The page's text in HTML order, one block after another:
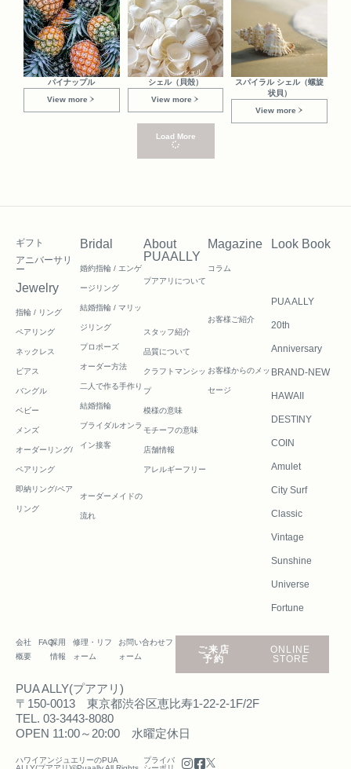
パイナップル
View more
シェル（貝殻）
View more
スパイラル シェル（螺旋
状貝）
View more
Load More
ギフト
アニバーサリ
ー
Jewelry
指輪 / リング
ペアリング
ネックレス
ピアス
バングル
ベビー
メンズ
オーダーリング/
ペアリング
即納リング/ペア
リング
Bridal
婚約指輪 / エンゲ
ージリング
結婚指輪 / マリッ
ジリング
プロポーズ
オーダー方法
二人で作る手作り
結婚指輪
ブライダルオンラ
イン接客
オーダーメイドの
流れ
About
PUAALLY
プアアリについて
スタッフ紹介
品質について
クラフトマンシッ
プ
模様の意味
モチーフの意味
店舗情報
アレルギーフリー
Magazine
コラム
お客様ご紹介
お客様からのメッ
セージ
Look Book
PUA ALLY
20th
Anniversary
BRAND-NEW
HAWAII
DESTINY
COIN
Amulet
City Surf
Classic
Vintage
Sunshine
Universe
Fortune
会社
概要
FAQ採用
情報
修理・リフ
ォーム
お問い合わせフ
ォーム
ご来店
予約
ONLINE
STORE
PUA ALLY(プアアリ)
〒150-0013 東京都渋谷区恵比寿1-22-2-1F/2F
TEL. 03-3443-8080
OPEN 11:00～20:00 水曜定休日
ハワイアンジュエリーのPUA
プライバ